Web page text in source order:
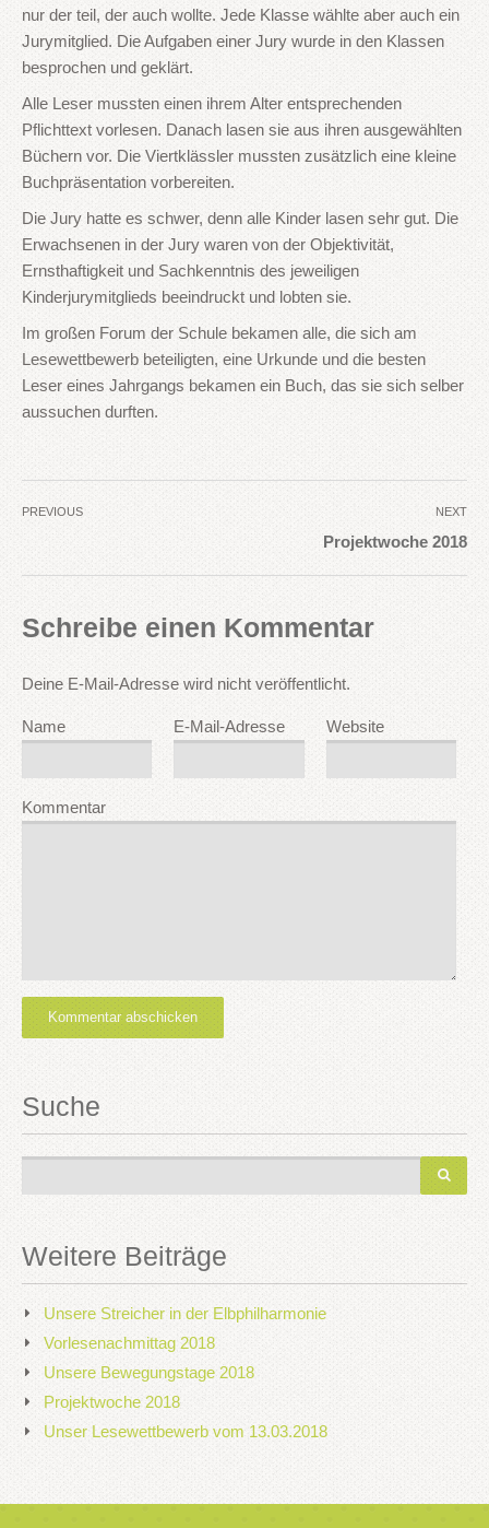
nur der teil, der auch wollte. Jede Klasse wählte aber auch ein
Jurymitglied. Die Aufgaben einer Jury wurde in den Klassen
besprochen und geklärt.
Alle Leser mussten einen ihrem Alter entsprechenden
Pflichttext vorlesen. Danach lasen sie aus ihren ausgewählten
Büchern vor. Die Viertklässler mussten zusätzlich eine kleine
Buchpräsentation vorbereiten.
Die Jury hatte es schwer, denn alle Kinder lasen sehr gut. Die
Erwachsenen in der Jury waren von der Objektivität,
Ernsthaftigkeit und Sachkenntnis des jeweiligen
Kinderjurymitglieds beeindruckt und lobten sie.
Im großen Forum der Schule bekamen alle, die sich am
Lesewettbewerb beteiligten, eine Urkunde und die besten
Leser eines Jahrgangs bekamen ein Buch, das sie sich selber
aussuchen durften.
PREVIOUS NEXT
Projektwoche 2018
Schreibe einen Kommentar
Deine E-Mail-Adresse wird nicht veröffentlicht.
Name E-Mail-Adresse Website
Kommentar
Suche
Weitere Beiträge
Unsere Streicher in der Elbphilharmonie
Vorlesenachmittag 2018
Unsere Bewegungstage 2018
Projektwoche 2018
Unser Lesewettbewerb vom 13.03.2018